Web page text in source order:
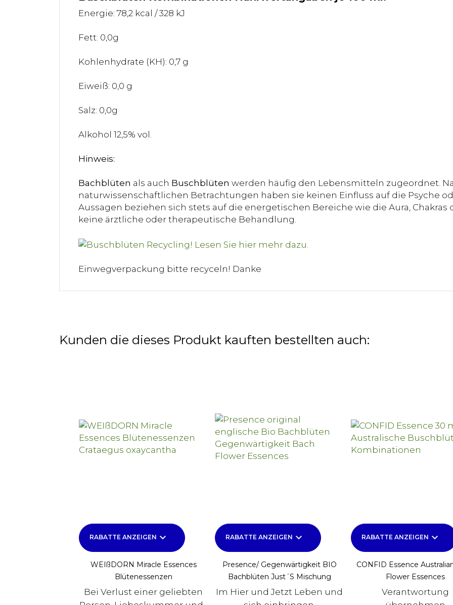
Energie: 78,2 kcal / 328 kJ
Fett: 0,0g
Kohlenhydrate (KH): 0,7 g
Eiweiß: 0,0 g
Salz: 0,0g
Alkohol 12,5% vol.
Hinweis:
Bachblüten als auch Buschblüten werden häufig den Lebensmitteln zugeordnet.
naturwissenschaftlichen Betrachtungen haben sie keinen Einfluss auf die Psyche
Aussagen beziehen sich stets auf die energetischen Bereiche wie die Aura, Chakras
keine ärztliche oder therapeutische Behandlung.
Einwegverpackung bitte recyceln! Danke
Kunden die dieses Produkt kauften bestellten auch:
RABATTE ANZEIGEN keyboard_arrow_down
WEIßDORN Miracle Essences
Blütenessenzen
Bei Verlust einer geliebten
RABATTE ANZEIGEN keyboard_arrow_down
Presence/ Gegenwärtigkeit BIO
Bachblüten Just´s Mischung
Im Hier und Jetzt Leben und
RABATTE ANZEIGEN keyboard_arrow_down
CONFID Essence
Flower Essences
Verantwortung